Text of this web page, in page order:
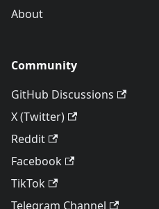
About
Community
GitHub Discussions
X (Twitter)
Reddit
Facebook
TikTok
Telegram Channel